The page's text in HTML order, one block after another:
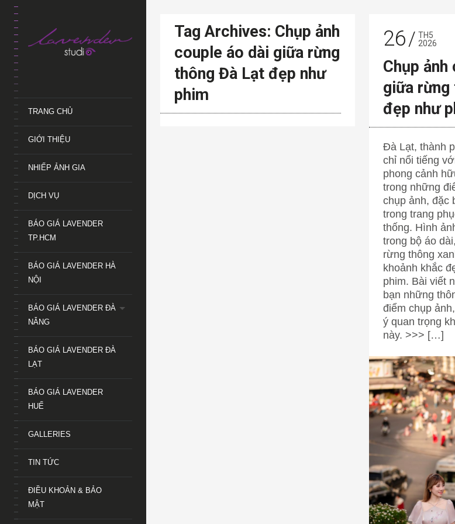
TRANG CHỦ
GIỚI THIỆU
NHIẾP ẢNH GIA
DỊCH VỤ
BÁO GIÁ LAVENDER
TP.HCM
BÁO GIÁ LAVENDER HÀ
NỘI
BÁO GIÁ LAVENDER ĐÀ
NẴNG
BÁO GIÁ LAVENDER ĐÀ
LẠT
BÁO GIÁ LAVENDER
HUẾ
GALLERIES
TIN TỨC
ĐIỀU KHOẢN & BẢO
MẬT
Tag Archives: Chụp ảnh
couple áo dài giữa rừng
thông Đà Lạt đẹp như
phim
26
TH5
2026
Chụp
giữa
đẹp như
Đà Lạt, thành
chỉ nổi tiếng
phong cảnh
trong những
chụp ảnh, đặc
trong trang
thống. Hình
trong bộ áo
rừng thông
khoảnh khắc
phim. Bài viết
bạn những
điểm chụp
ý quan trọng
này. >>> […]